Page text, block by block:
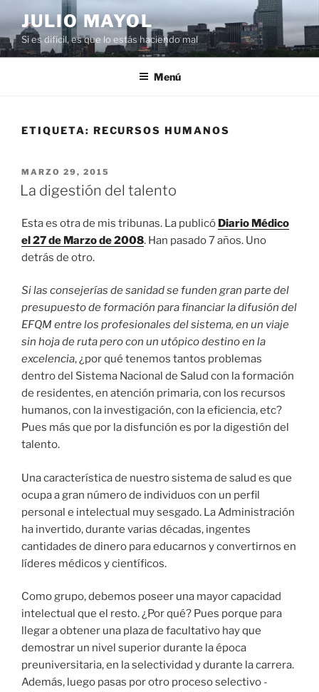
al
contenido
JULIO MAYOL
Si es difícil, es que lo estás haciendo mal
Menú
ETIQUETA: RECURSOS HUMANOS
PUBLICADO
EL
MARZO 29, 2015
La digestión del talento
Esta es otra de mis tribunas. La publicó Diario Médico
el 27 de Marzo de 2008. Han pasado 7 años. Uno
detrás de otro.
Si las consejerías de sanidad se funden gran parte del
presupuesto de formación para financiar la difusión del
EFQM entre los profesionales del sistema, en un viaje
sin hoja de ruta pero con un utópico destino en la
excelencia, ¿por qué tenemos tantos problemas
dentro del Sistema Nacional de Salud con la formación
de residentes, en atención primaria, con los recursos
humanos, con la investigación, con la eficiencia, etc?
Pues más que por la disfunción es por la digestión del
talento.
Una característica de nuestro sistema de salud es que
ocupa a gran número de individuos con un perfil
personal e intelectual muy sesgado. La Administración
ha invertido, durante varias décadas, ingentes
cantidades de dinero para educarnos y convertirnos en
líderes médicos y científicos.
Como grupo, debemos poseer una mayor capacidad
intelectual que el resto. ¿Por qué? Pues porque para
llegar a obtener una plaza de facultativo hay que
demostrar un nivel superior durante la época
preuniversitaria, en la selectividad y durante la carrera.
Además, luego pasas por otro proceso selectivo -